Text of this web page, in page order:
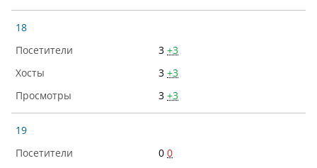
18
3 +3
3 +3
3 +3
19
0 0